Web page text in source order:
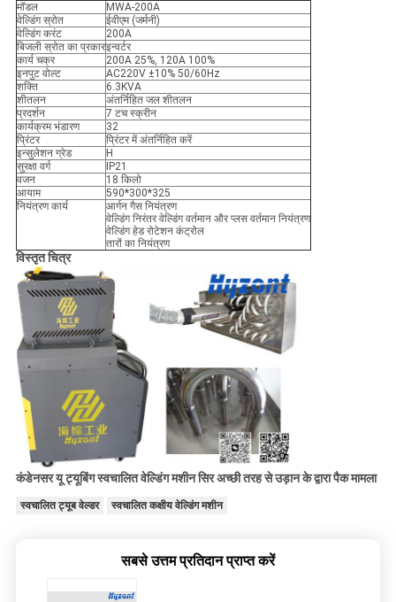
मॉडल
MWA-200A
वेल्डिंग स्रोत
ईवीएम (जर्मनी)
वेल्डिंग करंट
200A
बिजली स्रोत का प्रकारइन्वर्टर
कार्य चक्र
200A 25%, 120A 100%
इनपुट वोल्ट
AC220V ±10% 50/60Hz
शक्ति
6.3KVA
शीतलन
अंतर्निहित जल शीतलन
प्रदर्शन
7 टच स्क्रीन
कार्यक्रम भंडारण
32
प्रिंटर
प्रिंटर में अंतर्निहित करें
इन्सुलेशन ग्रेड
H
सुरक्षा वर्ग
IP21
वजन
18 किलो
आयाम
590*300*325
नियंत्रण कार्य
आर्गन गैस नियंत्रण
वेल्डिंग निरंतर वेल्डिंग वर्तमान और प्लस वर्तमान नियंत्रण
वेल्डिंग हेड रोटेशन कंट्रोल
तारों का नियंत्रण
विस्तृत चित्र
कंडेनसर यू ट्यूबिंग स्वचालित वेल्डिंग मशीन सिर अच्छी तरह से उड़ान के द्वारा पैक मामला
स्वचालित ट्यूब वेल्डर स्वचालित कक्षीय वेल्डिंग मशीन
सबसे उत्तम प्रतिदान प्राप्त करें